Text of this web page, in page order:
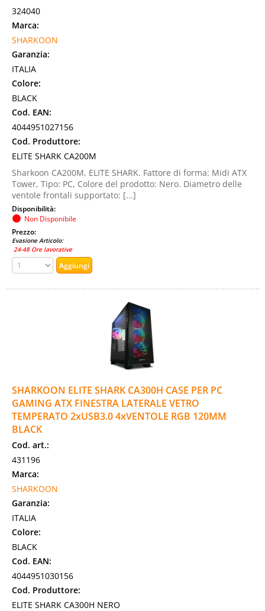
324040
Marca:
SHARKOON
Garanzia:
ITALIA
Colore:
BLACK
Cod. EAN:
4044951027156
Cod. Produttore:
ELITE SHARK CA200M
Sharkoon CA200M, ELITE SHARK. Fattore di forma: Midi ATX
Tower, Tipo: PC, Colore del prodotto: Nero. Diametro delle
ventole frontali supportato: [...]
Disponibilità:
Non Disponibile
Prezzo:
Evasione Articolo:
24-48 Ore lavorative
SHARKOON ELITE SHARK CA300H CASE PER PC
GAMING ATX FINESTRA LATERALE VETRO
TEMPERATO 2xUSB3.0 4xVENTOLE RGB 120MM
BLACK
Cod. art.:
431196
Marca:
SHARKOON
Garanzia:
ITALIA
Colore:
BLACK
Cod. EAN:
4044951030156
Cod. Produttore:
ELITE SHARK CA300H NERO